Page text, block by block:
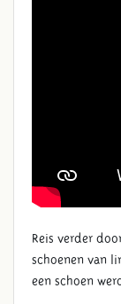
Reis verder
schoenen van
een schoen